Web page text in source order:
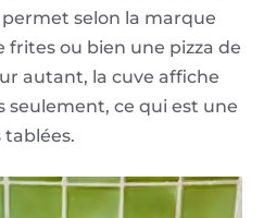
permet selon la marque
frites ou bien une pizza de
autant, la cuve affiche
seulement, ce qui est une